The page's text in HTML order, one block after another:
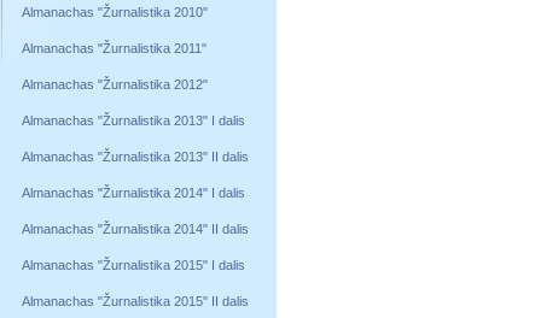
Almanachas "Žurnalistika 2010"
Almanachas "Žurnalistika 2011"
Almanachas "Žurnalistika 2012"
Almanachas "Žurnalistika 2013" I dalis
Almanachas "Žurnalistika 2013" II dalis
Almanachas "Žurnalistika 2014" I dalis
Almanachas "Žurnalistika 2014" II dalis
Almanachas "Žurnalistika 2015" I dalis
Almanachas "Žurnalistika 2015" II dalis